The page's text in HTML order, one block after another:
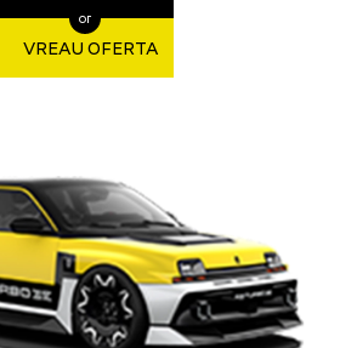
or
VREAU OFERTA